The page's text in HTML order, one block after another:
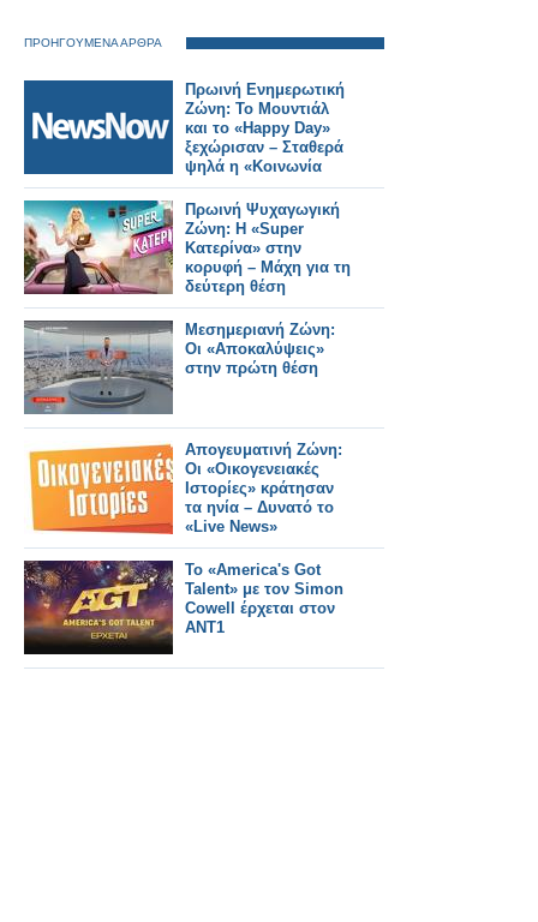
ΠΡΟΗΓΟΥΜΕΝΑ ΑΡΘΡΑ
Πρωινή Ενημερωτική
Ζώνη: Το Μουντιάλ
και το «Happy Day»
ξεχώρισαν – Σταθερά
ψηλά η «Κοινωνία
Ώρα Mega»
Πρωινή Ψυχαγωγική
Ζώνη: Η «Super
Κατερίνα» στην
κορυφή – Μάχη για τη
δεύτερη θέση
Μεσημεριανή Ζώνη:
Οι «Αποκαλύψεις»
στην πρώτη θέση
Απογευματινή Ζώνη:
Οι «Οικογενειακές
Ιστορίες» κράτησαν
τα ηνία – Δυνατό το
«Live News»
Το «America's Got
Talent» με τον Simon
Cowell έρχεται στον
ΑΝΤ1